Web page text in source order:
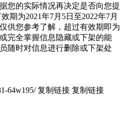
您的实际情况再决定是否向您提
期为2021年7月5日至2022年7月
供您参考了解，超过有效期即为
完全掌握信息隐藏或下架的能
随时对信息进行删除或下架处
64w195/ 复制链接 复制链接